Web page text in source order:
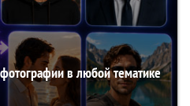
в любой тематике